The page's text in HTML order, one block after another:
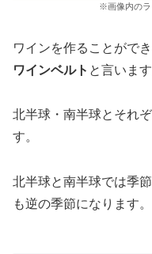
※画像内のラ
ワインを作ることがで
ワインベルト と言います
北半球・南半球とそれ
す。
北半球と南半球では季
も逆の季節になります。